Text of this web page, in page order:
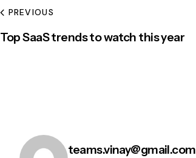
PREVIOUS
Top SaaS trends to watch this year
teams.vinay@gmail.com